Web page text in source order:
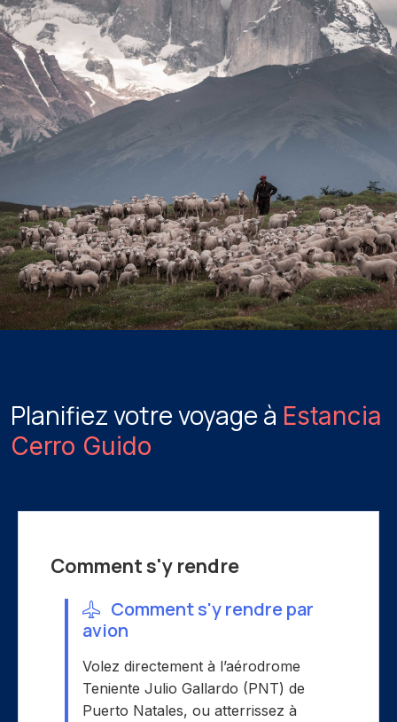
Planifiez votre voyage à Estancia
Cerro Guido
Comment s'y rendre
Comment s'y rendre par
avion
Volez directement à l’aérodrome
Teniente Julio Gallardo (PNT) de
Puerto Natales, ou atterrissez à